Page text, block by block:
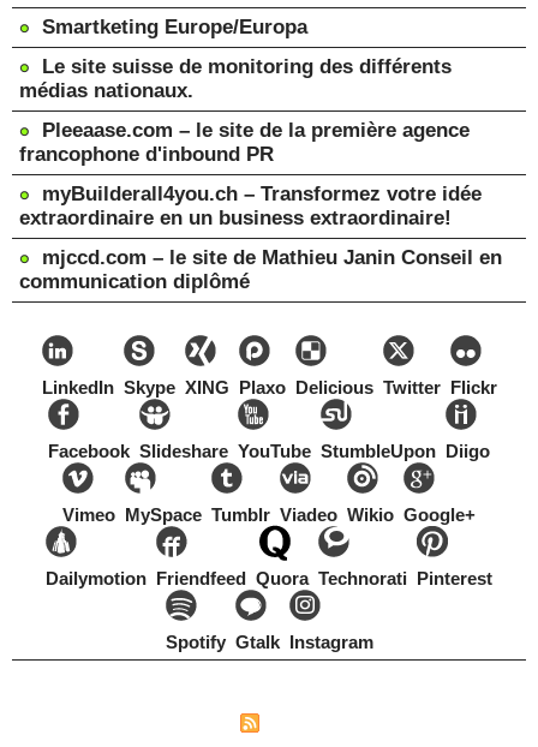
Smartketing Europe/Europa
Le site suisse de monitoring des différents
médias nationaux.
Pleeaase.com – le site de la première agence
francophone d'inbound PR
myBuilderall4you.ch – Transformez votre idée
extraordinaire en un business extraordinaire!
mjccd.com – le site de Mathieu Janin Conseil en
communication diplômé
LinkedIn Skype XING Plaxo Delicious Twitter Flickr
Facebook Slideshare YouTube StumbleUpon Diigo
Vimeo MySpace Tumblr Viadeo Wikio Google+
Dailymotion Friendfeed Quora Technorati Pinterest
Spotify Gtalk Instagram